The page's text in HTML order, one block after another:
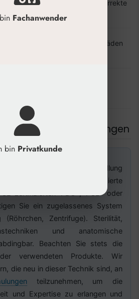
resorbierbaren Fäden in die korrekte
aufbereiteten PRP entlang der Fäden
Voraussetzungen
Fadenlifting-PRP-Behandlung
Materialien und fundierte
zertifizierten PDO-, PCL- oder
Sie ein zugelassenes System
(Röhrchen, Zentrifuge). Sterilität,
und anatomische
Beachten Sie stets die
der verwendeten Produkte. Wir
die neu in dieser Technik sind, an
teilzunehmen, um die
und Expertise zu erlangen und
Fachanwender
bin Privatkunde